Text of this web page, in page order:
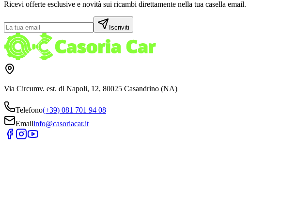
Ricevi offerte esclusive e novità sui ricambi direttamente nella tua casella email.
Iscriviti
Via Circumv. est. di Napoli, 12, 80025 Casandrino (NA)
Telefono(+39) 081 701 94 08
Emailinfo@casoriacar.it